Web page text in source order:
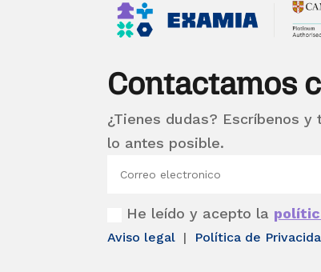
Contactamos
¿Tienes dudas? Escríbenos
lo antes posible.
He leído y acepto la
Aviso legal | Política de